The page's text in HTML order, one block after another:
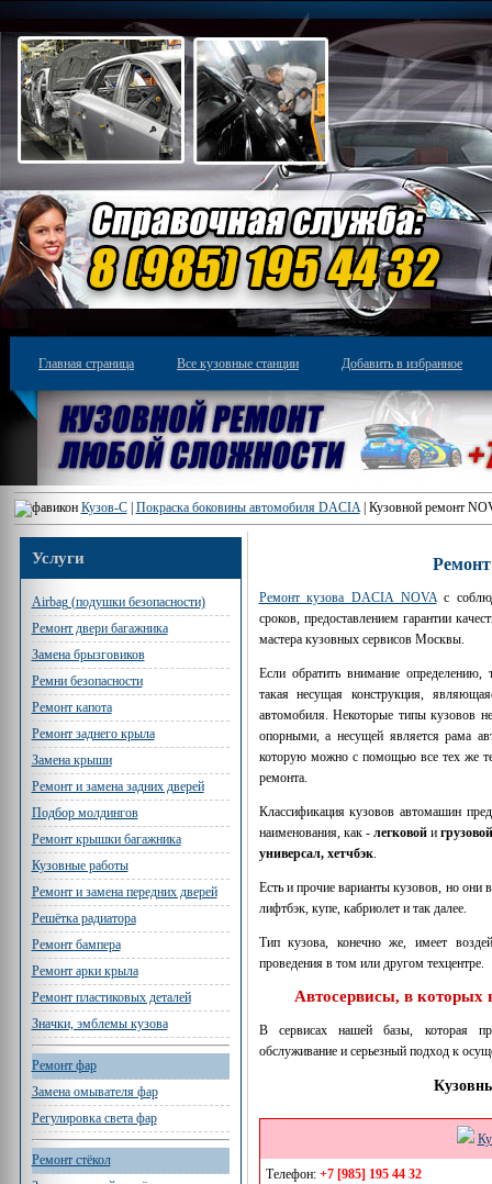
Главная страница Все кузовные станции Добавить в избранное
Кузов-С| Покраска боковины автомобиля DACIA| Кузовной ремонт
Услуги
Airbag (подушки безопасности)
Ремонт двери багажника
Замена брызговиков
Ремни безопасности
Ремонт капота
Ремонт заднего крыла
Замена крыши
Ремонт и замена задних дверей
Подбор молдингов
Ремонт крышки багажника
Кузовные работы
Ремонт и замена передних дверей
Решётка радиатора
Ремонт бампера
Ремонт арки крыла
Ремонт пластиковых деталей
Значки, эмблемы кузова
Ремонт фар
Замена омывателя фар
Регулировка света фар
Ремонт стёкол
Ремонт кузова DACIA NOVAс
сроков, предоставлением гарантии
мастера кузовных сервисов Москвы.
Если обратить внимание
такая несущая конструкция,
автомобиля. Некоторые типы кузовов
опорными, а несущей является рама
которую можно с помощью все тех же
ремонта.
Классификация кузовов автомашин
наименования, как - легковойи грузовой
универсал, хетчбэк.
Есть и прочие варианты кузовов, но они
лифтбэк, купе, кабриолет и так далее.
Тип кузова, конечно же, имеет
проведения в том или другом техцентре.
Автосервисы, в которых
В сервисах нашей базы, которая
обслуживание и серьезный подход к
Телефон: +7 [985] 195 44 32